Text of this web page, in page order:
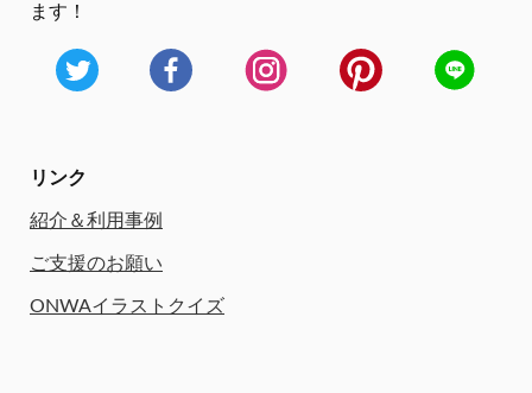
ます！
リンク
紹介＆利用事例
ご支援のお願い
ONWAイラストクイズ